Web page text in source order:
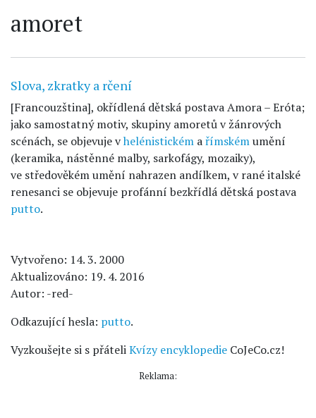
amoret
Slova, zkratky a rčení
[Francouzština], okřídlená dětská postava Amora – Eróta;
jako samostatný motiv, skupiny amoretů v žánrových
scénách, se objevuje vhelénistickém ařímskémumění
(keramika, nástěnné malby, sarkofágy, mozaiky),
ve středověkém umění nahrazen andílkem, v rané italské
renesanci se objevuje profánní bezkřídlá dětská postava
putto.
Vytvořeno: 14. 3. 2000
Aktualizováno: 19. 4. 2016
Autor: -red-
Odkazující hesla: putto.
Vyzkoušejte si s přáteliKvízy encyklopedie CoJeCo.cz!
Reklama: